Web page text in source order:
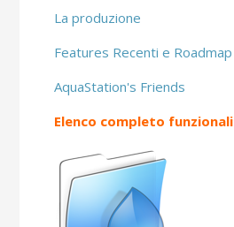
La produzione
Features Recenti e Roadmap
AquaStation's Friends
Elenco completo